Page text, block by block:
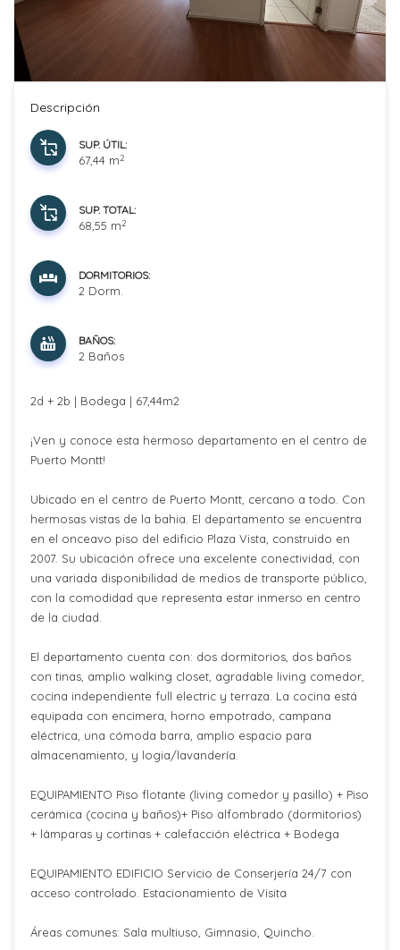
Descripción
SUP. ÚTIL:
67,44 m2
SUP. TOTAL:
68,55 m2
DORMITORIOS:
2 Dorm.
BAÑOS:
2 Baños
2d + 2b | Bodega | 67,44m2
¡Ven y conoce esta hermoso departamento en el centro de
Puerto Montt!
Ubicado en el centro de Puerto Montt, cercano a todo. Con
hermosas vistas de la bahia. El departamento se encuentra
en el onceavo piso del edificio Plaza Vista, construido en
2007. Su ubicación ofrece una excelente conectividad, con
una variada disponibilidad de medios de transporte público,
con la comodidad que representa estar inmerso en centro
de la ciudad.
El departamento cuenta con: dos dormitorios, dos baños
con tinas, amplio walking closet, agradable living comedor,
cocina independiente full electric y terraza. La cocina está
equipada con encimera, horno empotrado, campana
eléctrica, una cómoda barra, amplio espacio para
almacenamiento, y logia/lavandería.
EQUIPAMIENTO Piso flotante (living comedor y pasillo) + Piso
cerámica (cocina y baños)+ Piso alfombrado (dormitorios)
+ lámparas y cortinas + calefacción eléctrica + Bodega
EQUIPAMIENTO EDIFICIO Servicio de Conserjería 24/7 con
acceso controlado. Estacionamiento de Visita
Áreas comunes: Sala multiuso, Gimnasio, Quincho.